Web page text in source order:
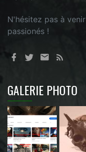
N'hésitez pas à
passionés !
GALERIE PHOTO